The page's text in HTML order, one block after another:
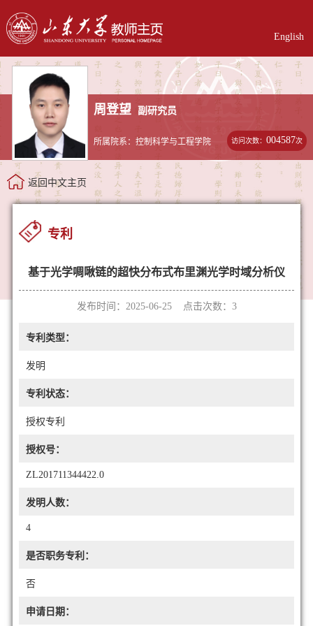
English
周登望 副研究员
所属院系：控制科学与工程学院 访问次数：004587次
返回中文主页
专利
基于光学啁啾链的超快分布式布里渊光学时域分析仪
发布时间：2025-06-25 点击次数： 3
专利类型：
发明
专利状态：
授权专利
授权号：
ZL201711344422.0
发明人数：
4
是否职务专利：
否
申请日期：